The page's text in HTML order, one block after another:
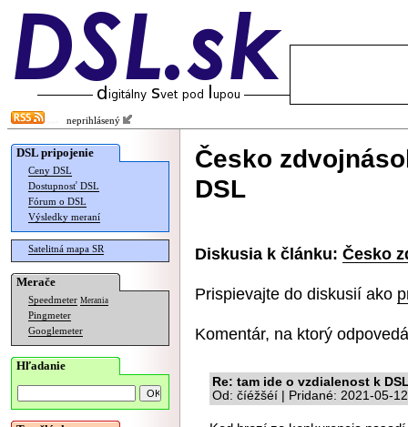
neprihlásený
DSL pripojenie
Ceny DSL
Dostupnosť DSL
Fórum o DSL
Výsledky meraní
Satelitná mapa SR
Merače
Speedmeter Merania
Pingmeter
Googlemeter
Hľadanie
Česko
DSL
Diskusia k článku: Česko
Prispievajte do diskusií ako
Komentár, na ktorý
Re: tam ide o vzdialenost k
Od: číéžšéí | Pridané: 2021-05-